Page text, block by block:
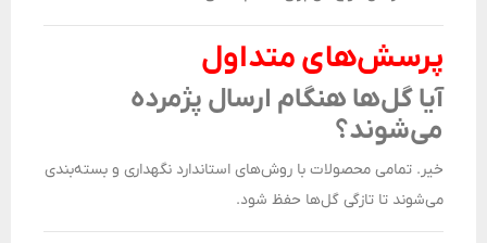
پرسش‌های متداول
آیا گل‌ها هنگام ارسال پژمرده
می‌شوند؟
خیر. تمامی محصولات با روش‌های استاندارد نگهداری و بسته‌بندی
می‌شوند تا تازگی گل‌ها حفظ شود.